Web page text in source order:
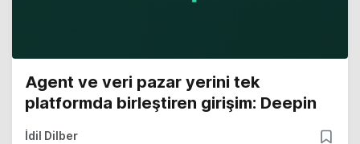
Agent ve veri pazar yerini tek
platformda birleştiren girişim: Deepin
İdil Dilber